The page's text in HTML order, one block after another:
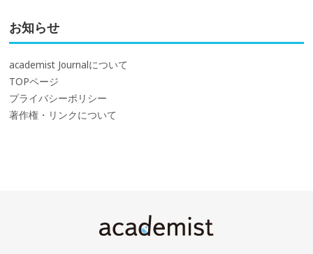
お知らせ
academist Journalについて
TOPページ
プライバシーポリシー
著作権・リンクについて